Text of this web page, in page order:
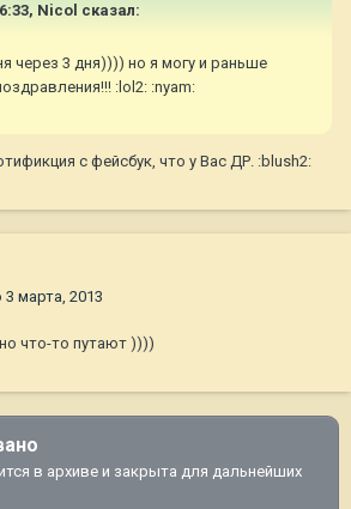
Nicol сказал:
через 3 дня)))) но я могу и раньше
:lol2: :nyam:
с фейсбук, что у Вас ДР. :blush2:
3 марта, 2013
что-то путают ))))
в архиве и закрыта для дальнейших